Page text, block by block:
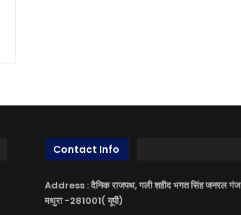
Contact Info
Address : दैनिक राजपथ, गली शहीद भगत सिंह जनरल गंज
मथुरा -281001( यूपी)